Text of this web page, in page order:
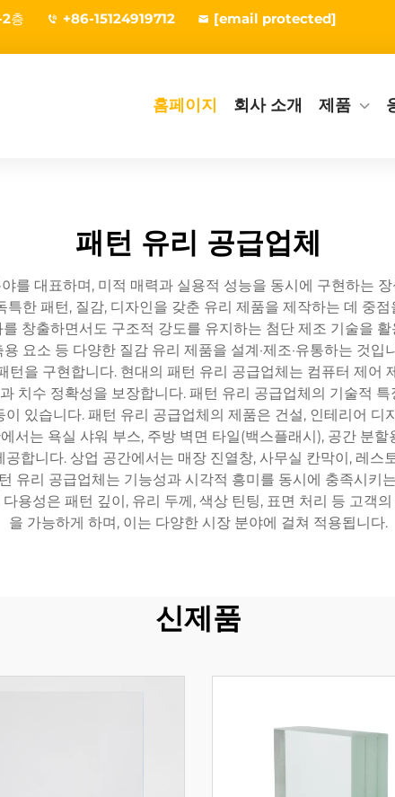
층 +86-15124919712 [email protected]
홈페이지 회사 소개 제품
패턴 유리 공급업체
를 대표하며, 미적 매력과 실용적 성능을 동시에 구현하는
한 패턴, 질감, 디자인을 갖춘 유리 제품을 제작하는 데 중
창출하면서도 구조적 강도를 유지하는 첨단 제조 기술을
요소 등 다양한 질감 유리 제품을 설계·제조·유통하는 것
을 구현합니다. 현대의 패턴 유리 공급업체는 컴퓨터 제어
치수 정확성을 보장합니다. 패턴 유리 공급업체의 기술적
있습니다. 패턴 유리 공급업체의 제품은 건설, 인테리어 디
서는 욕실 샤워 부스, 주방 벽면 타일(백스플래시), 공간 분
합니다. 상업 공간에서는 매장 진열창, 사무실 칸막이, 레
유리 공급업체는 기능성과 시각적 흥미를 동시에 충족시키
용성은 패턴 깊이, 유리 두께, 색상 틴팅, 표면 처리 등 고객
을 가능하게 하며, 이는 다양한 시장 분야에 걸쳐 적용됩니다.
신제품